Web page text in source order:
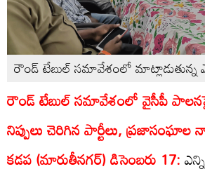
రౌండ్‌ టేబుల్‌ సమావేశంలో మాట్లాడుతున్న
రౌండ్‌ టేబుల్‌ సమావేశంలో వైసీపీ
నిప్పులు చెరిగిన పార్టీలు, ప్రజాసంఘాల
కడప (మారుతీనగర్‌) డిసెంబరు 17: